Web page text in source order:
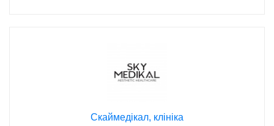
Скаймедікал, клініка